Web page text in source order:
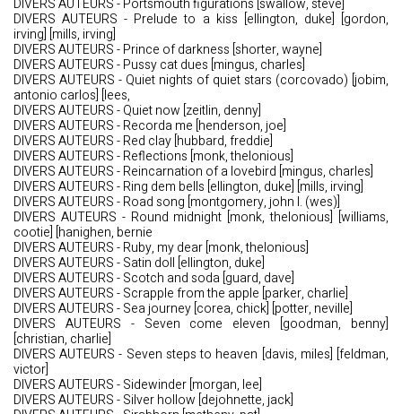
DIVERS AUTEURS - Portsmouth figurations [swallow, steve]
DIVERS AUTEURS - Prelude to a kiss [ellington, duke] [gordon,
irving] [mills, irving]
DIVERS AUTEURS - Prince of darkness [shorter, wayne]
DIVERS AUTEURS - Pussy cat dues [mingus, charles]
DIVERS AUTEURS - Quiet nights of quiet stars (corcovado) [jobim,
antonio carlos] [lees,
DIVERS AUTEURS - Quiet now [zeitlin, denny]
DIVERS AUTEURS - Recorda me [henderson, joe]
DIVERS AUTEURS - Red clay [hubbard, freddie]
DIVERS AUTEURS - Reflections [monk, thelonious]
DIVERS AUTEURS - Reincarnation of a lovebird [mingus, charles]
DIVERS AUTEURS - Ring dem bells [ellington, duke] [mills, irving]
DIVERS AUTEURS - Road song [montgomery, john l. (wes)]
DIVERS AUTEURS - Round midnight [monk, thelonious] [williams,
cootie] [hanighen, bernie
DIVERS AUTEURS - Ruby, my dear [monk, thelonious]
DIVERS AUTEURS - Satin doll [ellington, duke]
DIVERS AUTEURS - Scotch and soda [guard, dave]
DIVERS AUTEURS - Scrapple from the apple [parker, charlie]
DIVERS AUTEURS - Sea journey [corea, chick] [potter, neville]
DIVERS AUTEURS - Seven come eleven [goodman, benny]
[christian, charlie]
DIVERS AUTEURS - Seven steps to heaven [davis, miles] [feldman,
victor]
DIVERS AUTEURS - Sidewinder [morgan, lee]
DIVERS AUTEURS - Silver hollow [dejohnette, jack]